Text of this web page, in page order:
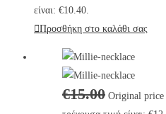
είναι: €10.40.
Προσθήκη στο καλάθι σας
€15.00 Original price